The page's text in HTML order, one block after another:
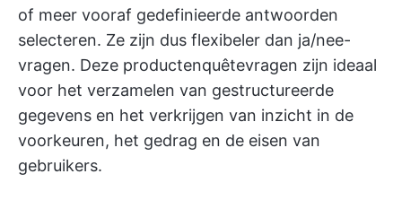
of meer vooraf gedefinieerde antwoorden
selecteren. Ze zijn dus flexibeler dan ja/nee-
vragen. Deze productenquêtevragen zijn ideaal
voor het verzamelen van gestructureerde
gegevens en het verkrijgen van inzicht in de
voorkeuren, het gedrag en de eisen van
gebruikers.